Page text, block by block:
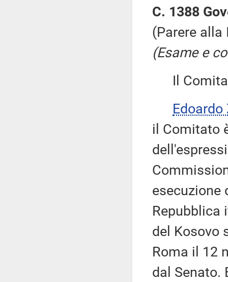
C. 1388
(Parere alla
(Esame e
Il
Edoardo
il Comitato
esecuzione
Repubblica
del Kosovo
Roma il 12
dal Senato.